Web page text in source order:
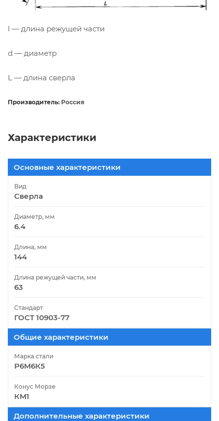
l — длина режущей части
d — диаметр
L — длина сверла
Производитель: Россия
Характеристики
Основные характеристики
Вид
Сверла
Диаметр, мм
6.4
Длина, мм
144
Длина режущей части, мм
63
Стандарт
ГОСТ 10903-77
Общие характеристики
Марка стали
Р6М6К5
Конус Морзе
КМ1
Дополнительные характеристики